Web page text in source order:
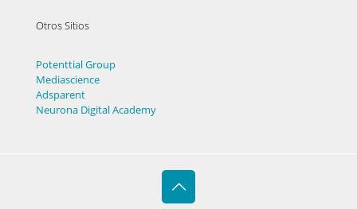
Otros Sitios
Potenttial Group
Mediascience
Adsparent
Neurona Digital Academy